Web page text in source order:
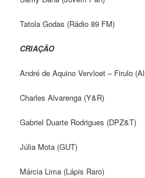
Tatola Godas (Rádio 89 FM)
CRIAÇÃO
André de Aquino Vervloet – Firulo
Charles Alvarenga (Y&R)
Gabriel Duarte Rodrigues (DPZ&T)
Júlia Mota (GUT)
Márcia Lima (Lápis Raro)